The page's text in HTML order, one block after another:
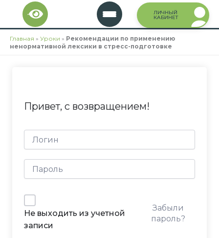
Перейти
содержимому
ЛИЧНЫЙ
КАБИНЕТ
Главная » Уроки » Рекомендации по применению
ненормативной лексики в стресс-подготовке
Привет, с возвращением!
Не выходить из учетной
записи
Забыли
пароль?